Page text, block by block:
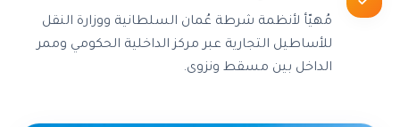
مُهيّأ لأنظمة شرطة عُمان السلطانية ووزارة النقل
للأساطيل التجارية عبر مركز الداخلية الحكومي وممر
الداخل بين مسقط ونزوى.